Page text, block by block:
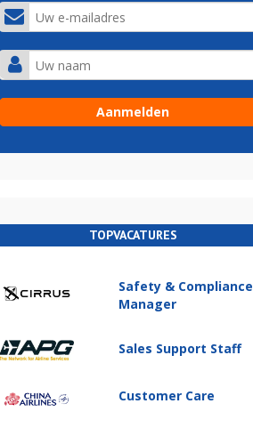
TOPVACATURES
Safety & Compliance
Manager
Sales Support Staff
Customer Care